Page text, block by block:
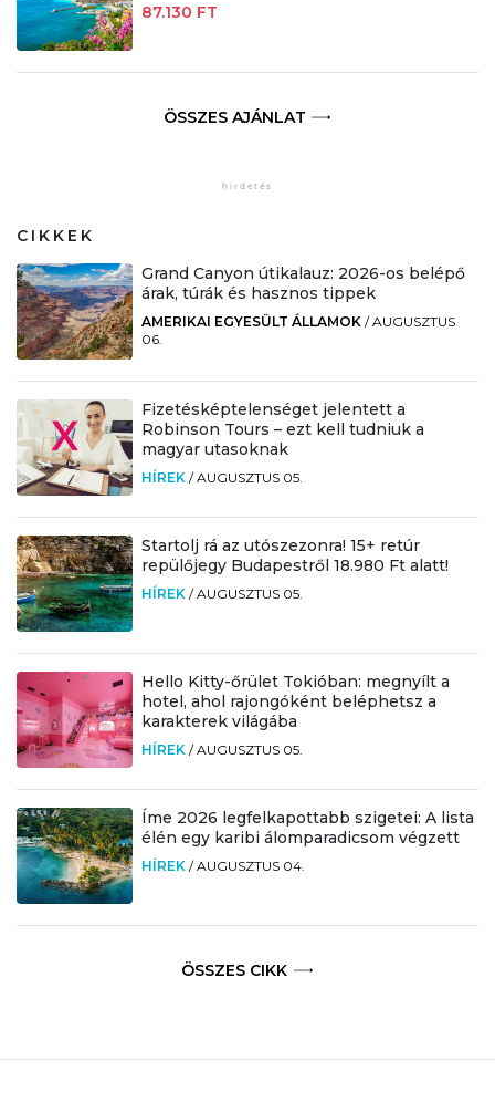
87.130 FT
ÖSSZES AJÁNLAT
CIKKEK
Grand Canyon útikalauz: 2026-os belépő
árak, túrák és hasznos tippek
AMERIKAI EGYESÜLT ÁLLAMOK /AUGUSZTUS
06.
Fizetésképtelenséget jelentett a
Robinson Tours – ezt kell tudniuk a
magyar utasoknak
HÍREK /AUGUSZTUS 05.
Startolj rá az utószezonra! 15+ retúr
repülőjegy Budapestről 18.980 Ft alatt!
HÍREK /AUGUSZTUS 05.
Hello Kitty-őrület Tokióban: megnyílt a
hotel, ahol rajongóként beléphetsz a
karakterek világába
HÍREK /AUGUSZTUS 05.
Íme 2026 legfelkapottabb szigetei: A lista
élén egy karibi álomparadicsom végzett
HÍREK /AUGUSZTUS 04.
ÖSSZES CIKK